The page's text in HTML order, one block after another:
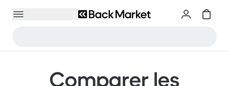
Comparer les